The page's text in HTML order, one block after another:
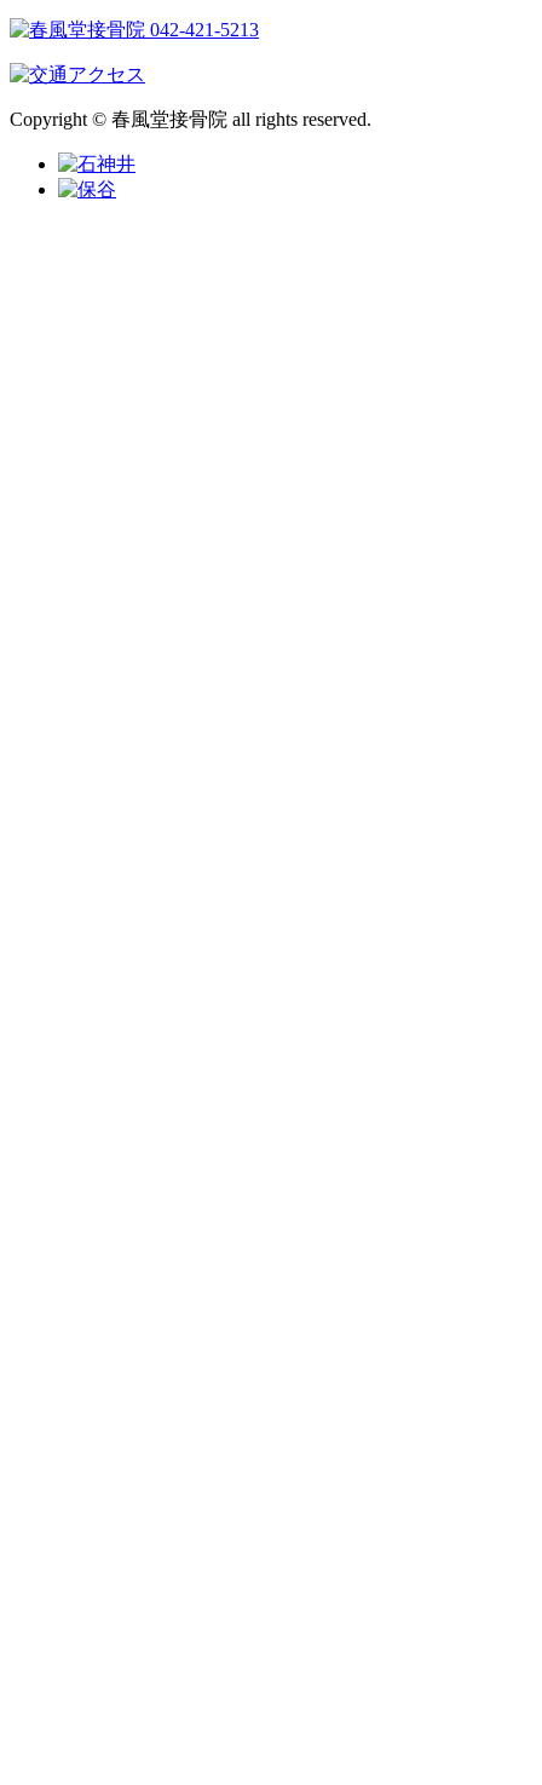
Copyright © 春風堂接骨院 all rights reserved.